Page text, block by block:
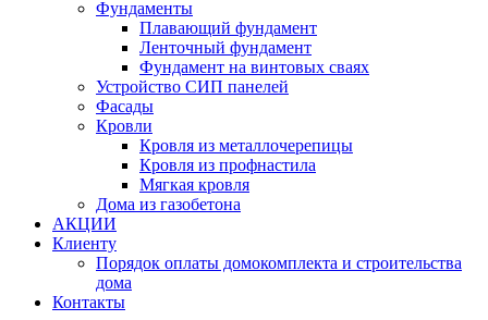
Фундаменты
Плавающий фундамент
Ленточный фундамент
Фундамент на винтовых сваях
Устройство СИП панелей
Фасады
Кровли
Кровля из металлочерепицы
Кровля из профнастила
Мягкая кровля
Дома из газобетона
АКЦИИ
Клиенту
Порядок оплаты домокомплекта и строительства
дома
Контакты